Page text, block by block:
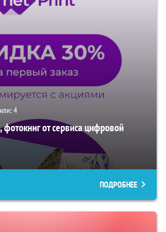
4
от сервиса цифровой
ПОДРОБНЕЕ